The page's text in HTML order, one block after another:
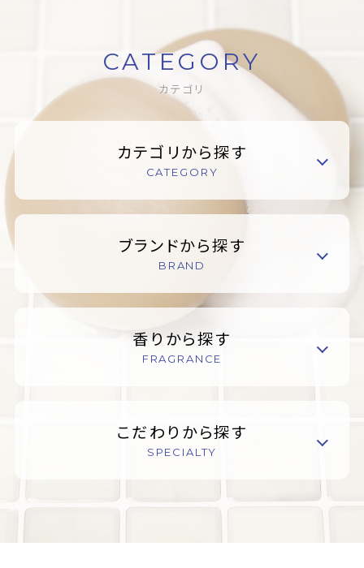
CATEGORY
カテゴリ
カテゴリから探す
CATEGORY
ブランドから探す
BRAND
香りから探す
FRAGRANCE
こだわりから探す
SPECIALTY